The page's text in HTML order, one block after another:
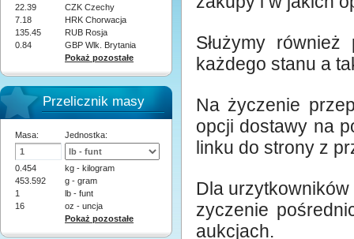
22.39
CZK Czechy
7.18
HRK Chorwacja
135.45
RUB Rosja
0.84
GBP Wlk. Brytania
Pokaż pozostałe
Służymy
każdego stanu a
Na życzenie
opcji dostawy na
linku do strony z
Dla
zyczenie
aukcjach.
Przelicznik masy
Masa: Jednostka:
0.454
kg - kilogram
453.592
g - gram
1
lb - funt
16
oz - uncja
Pokaż pozostałe